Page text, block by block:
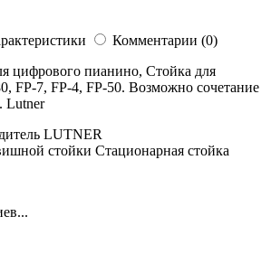
Комментарии (0)
цифрового пианино, Стойка для
FP-7, FP-4, FP-50. Возможно сочетание
Lutner
LUTNER
стойки Стационарная стойка